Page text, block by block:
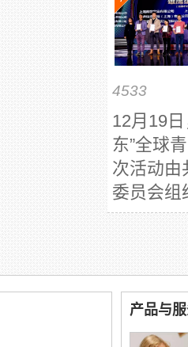
4533
12月19
东”全球
次活动由
委员会组
产品与